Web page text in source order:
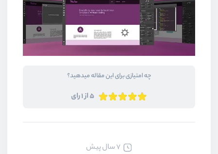
چه امتیازی برای این مقاله میدهید؟
5 از 1 رای
7 سال پیش